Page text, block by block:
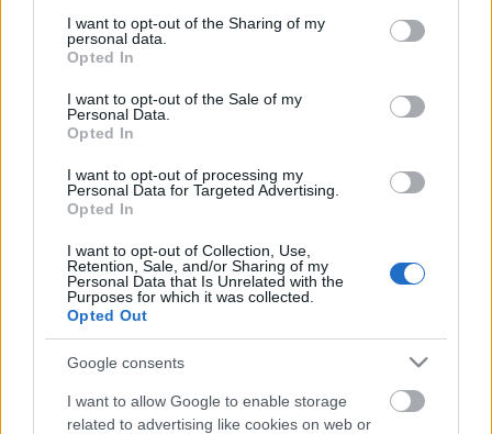
not limited to your visit or usage behaviour. You may click to
grant or deny consent to Google and its third-party tags to
use your data for below specified purposes in below Google
consent section.
I want to opt-out of the Sharing of my
personal data.
Opted In
I want to opt-out of the Sale of my
Personal Data.
Opted In
I want to opt-out of processing my
Personal Data for Targeted Advertising.
Opted In
I want to opt-out of Collection, Use,
Retention, Sale, and/or Sharing of my
Personal Data that Is Unrelated with the
Purposes for which it was collected.
Opted Out
Google consents
I want to allow Google to enable storage
related to advertising like cookies on web or
Everything You Need To Know About Desktop
Computers
There are more choices available when shopping for
a desktop computer than ever before. With so many
Erfahren Sie, wie das iPhone für Sie
arbeiten kann
Kárpittisztítós Józsi•2020. november 04.
Erfahren Sie, wie das iPhone für Sie arbeiten kann
Heutzutage möchten viele Menschen ein
Smartphone und, wenn möglich, das iPhone
erhalten. Die meisten ...